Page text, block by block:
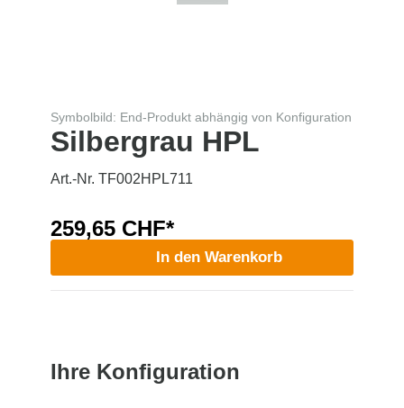
Symbolbild: End-Produkt abhängig von Konfiguration
Silbergrau HPL
Art.-Nr. TF002HPL711
259,65 CHF*
In den Warenkorb
Ihre Konfiguration